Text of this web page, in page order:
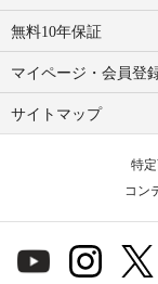
無料10年保証
マイページ・会員登
サイトマップ
特
コン